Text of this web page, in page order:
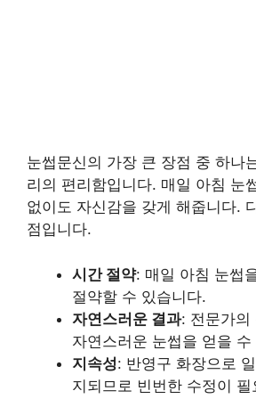
눈썹문신의 가장 큰 장점 중 하나
리의 편리함입니다. 매일 아침 눈
없이도 자신감을 갖게 해줍니다.
점입니다.
시간 절약: 매일 아침 눈썹
절약할 수 있습니다.
자연스러운 결과: 전문가의
자연스러운 눈썹을 얻을 수
지속성: 반영구 화장으로
지되므로 빈번한 수정이